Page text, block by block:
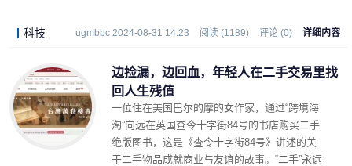
科技 ugmbbc 2024-08-31 14:23 阅读 (1189) 评论 (0) 详细内容
边捡漏，边回血，年轻人在二手交易里找
回人生残值
一位住在美国巴尔的摩的女作家，通过“跨境海
淘”向远在英国查令十字街84号的书店购买二手
绝版图书，这是《查令十字街84号》讲述的关
于二手物品成就商业与友谊的故事。“二手”永远